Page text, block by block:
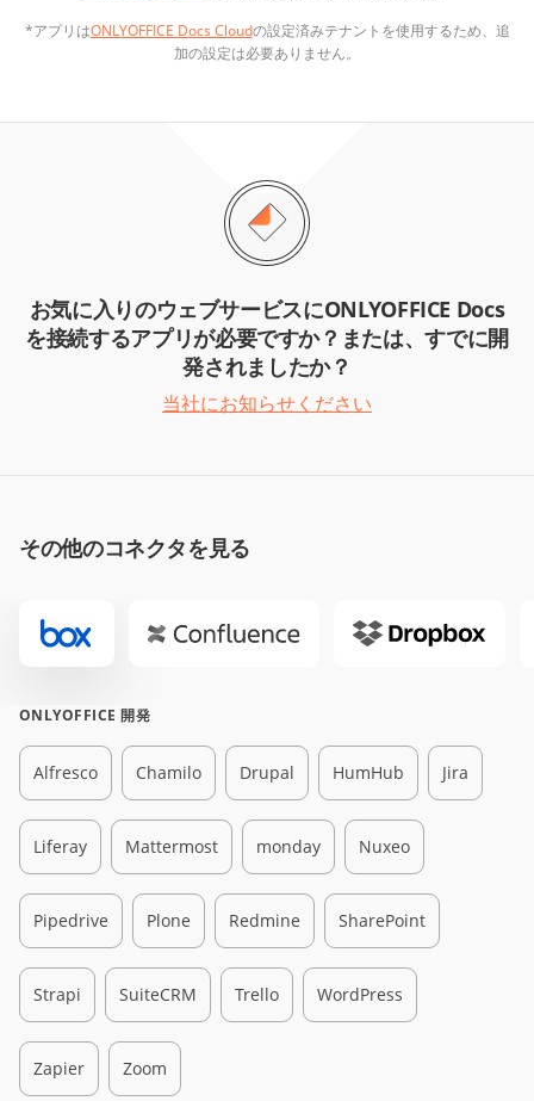
*アプリはONLYOFFICE Docs Cloudの設定済みテナントを使用するため、追
加の設定は必要ありません。
お気に入りのウェブサービスにONLYOFFICE Docs
を接続するアプリが必要ですか？または、すでに開
発されましたか？
当社にお知らせください
その他のコネクタを見る
ONLYOFFICE 開発
Alfresco Chamilo Drupal HumHub Jira
Liferay Mattermost monday Nuxeo
Pipedrive Plone Redmine SharePoint
Strapi SuiteCRM Trello WordPress
Zapier Zoom